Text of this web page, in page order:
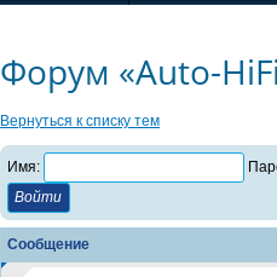
Форум «Auto-
Вернуться к списку тем
Имя:
Сообщение